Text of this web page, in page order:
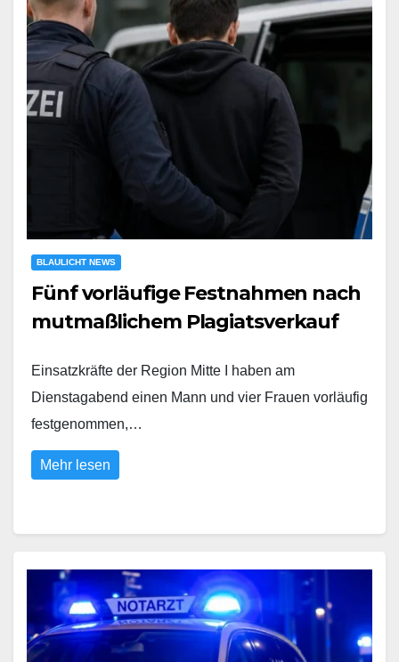
BLAULICHT NEWS
Fünf vorläufige Festnahmen nach
mutmaßlichem Plagiatsverkauf
Einsatzkräfte der Region Mitte I haben am
Dienstagabend einen Mann und vier Frauen vorläufig
festgenommen,…
Mehr lesen